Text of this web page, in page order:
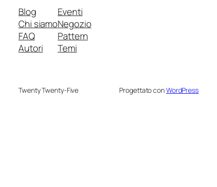
Blog
Chi siamo
FAQ
Autori
Eventi
Negozio
Pattern
Temi
Twenty Twenty-Five Progettato conWordPress